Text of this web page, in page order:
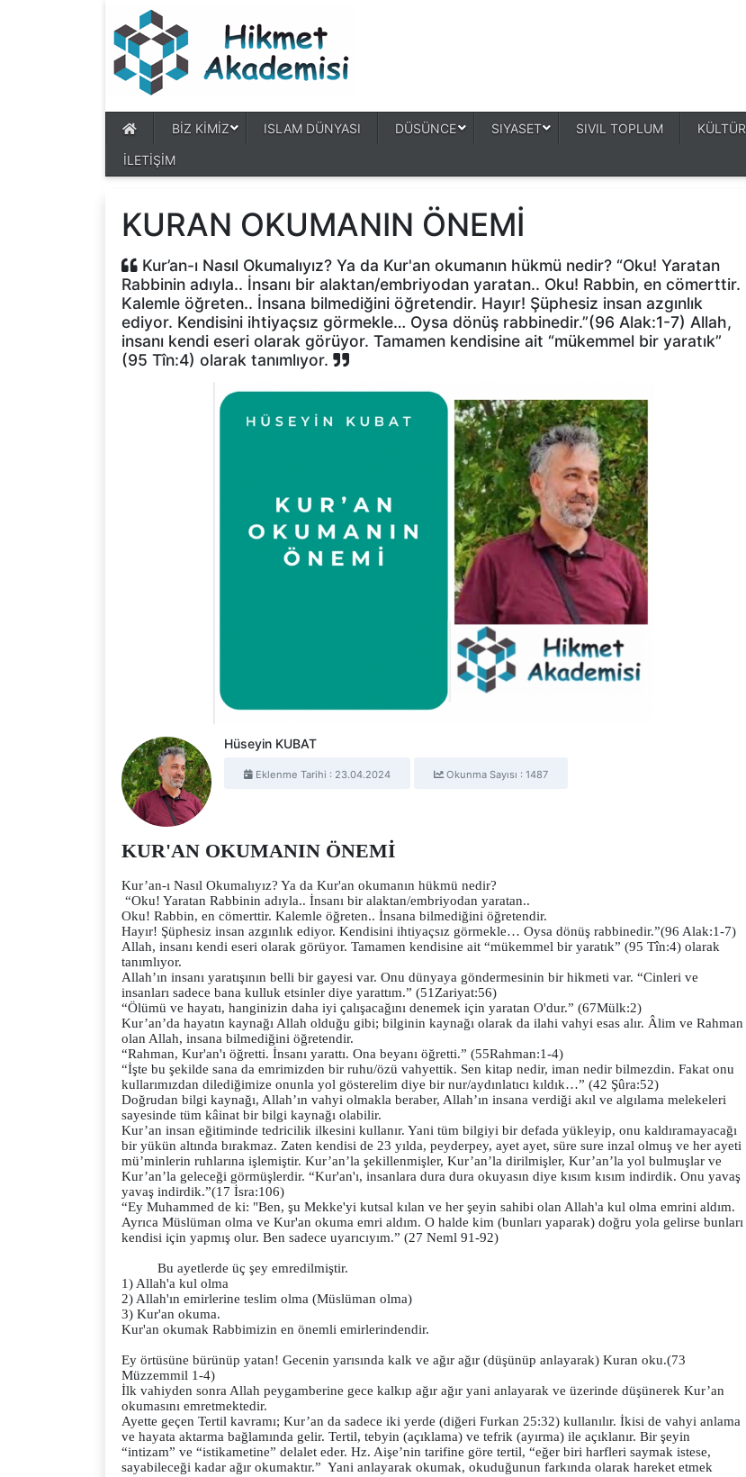
BİZ KİMİZ ISLAM DÜNYASI DÜSÜNCE SIYASET SIVIL TOPLUM KÜLTÜR
İLETİŞİM
KURAN OKUMANIN ÖNEMİ
Kur’an-ı Nasıl Okumalıyız? Ya da Kur'an okumanın hükmü nedir? “Oku! Yaratan
Rabbinin adıyla.. İnsanı bir alaktan/embriyodan yaratan.. Oku! Rabbin, en cömerttir.
Kalemle öğreten.. İnsana bilmediğini öğretendir. Hayır! Şüphesiz insan azgınlık
ediyor. Kendisini ihtiyaçsız görmekle… Oysa dönüş rabbinedir.”(96 Alak:1-7) Allah,
insanı kendi eseri olarak görüyor. Tamamen kendisine ait “mükemmel bir yaratık”
(95 Tîn:4) olarak tanımlıyor.
Hüseyin KUBAT
Eklenme Tarihi : 23.04.2024 Okunma Sayısı : 1487
KUR'AN OKUMANIN ÖNEMİ
Kur’an-ı Nasıl Okumalıyız? Ya da Kur'an okumanın hükmü nedir?
“Oku! Yaratan Rabbinin adıyla.. İnsanı bir alaktan/embriyodan yaratan..
Oku! Rabbin, en cömerttir. Kalemle öğreten.. İnsana bilmediğini öğretendir.
Hayır! Şüphesiz insan azgınlık ediyor. Kendisini ihtiyaçsız görmekle… Oysa dönüş rabbinedir.”(96 Alak:1-7)
Allah, insanı kendi eseri olarak görüyor. Tamamen kendisine ait “mükemmel bir yaratık” (95 Tîn:4) olarak
tanımlıyor.
Allah’ın insanı yaratışının belli bir gayesi var. Onu dünyaya göndermesinin bir hikmeti var. “Cinleri ve
insanları sadece bana kulluk etsinler diye yarattım.” (51Zariyat:56)
“Ölümü ve hayatı, hanginizin daha iyi çalışacağını denemek için yaratan O'dur.” (67Mülk:2)
Kur’an’da hayatın kaynağı Allah olduğu gibi; bilginin kaynağı olarak da ilahi vahyi esas alır. Âlim ve Rahman
olan Allah, insana bilmediğini öğretendir.
“Rahman, Kur'an'ı öğretti. İnsanı yarattı. Ona beyanı öğretti.” (55Rahman:1-4)
“İşte bu şekilde sana da emrimizden bir ruhu/özü vahyettik. Sen kitap nedir, iman nedir bilmezdin. Fakat onu
kullarımızdan dilediğimize onunla yol gösterelim diye bir nur/aydınlatıcı kıldık…” (42 Şûra:52)
Doğrudan bilgi kaynağı, Allah’ın vahyi olmakla beraber, Allah’ın insana verdiği akıl ve algılama melekeleri
sayesinde tüm kâinat bir bilgi kaynağı olabilir.
Kur’an insan eğitiminde tedricilik ilkesini kullanır. Yani tüm bilgiyi bir defada yükleyip, onu kaldıramayacağı
bir yükün altında bırakmaz. Zaten kendisi de 23 yılda, peyderpey, ayet ayet, süre sure inzal olmuş ve her ayeti
mü’minlerin ruhlarına işlemiştir. Kur’an’la şekillenmişler, Kur’an’la dirilmişler, Kur’an’la yol bulmuşlar ve
Kur’an’la geleceği görmüşlerdir. “Kur'an'ı, insanlara dura dura okuyasın diye kısım kısım indirdik. Onu yavaş
yavaş indirdik.”(17 İsra:106)
“Ey Muhammed de ki: "Ben, şu Mekke'yi kutsal kılan ve her şeyin sahibi olan Allah'a kul olma emrini aldım.
Ayrıca Müslüman olma ve Kur'an okuma emri aldım. O halde kim (bunları yaparak) doğru yola gelirse bunları
kendisi için yapmış olur. Ben sadece uyarıcıyım.” (27 Neml 91-92)
Bu ayetlerde üç şey emredilmiştir.
1) Allah'a kul olma
2) Allah'ın emirlerine teslim olma (Müslüman olma)
3) Kur'an okuma.
Kur'an okumak Rabbimizin en önemli emirlerindendir.
Ey örtüsüne bürünüp yatan! Gecenin yarısında kalk ve ağır ağır (düşünüp anlayarak) Kuran oku.(73
Müzzemmil 1-4)
İlk vahiyden sonra Allah peygamberine gece kalkıp ağır ağır yani anlayarak ve üzerinde düşünerek Kur’an
okumasını emretmektedir.
Ayette geçen Tertil kavramı; Kur’an da sadece iki yerde (diğeri Furkan 25:32) kullanılır. İkisi de vahyi anlama
ve hayata aktarma bağlamında gelir. Tertil, tebyin (açıklama) ve tefrik (ayırma) ile açıklanır. Bir şeyin
“intizam” ve “istikametine” delalet eder. Hz. Aişe’nin tarifine göre tertil, “eğer biri harfleri saymak istese,
sayabileceği kadar ağır okumaktır.” Yani anlayarak okumak, okuduğunun farkında olarak hareket etmek